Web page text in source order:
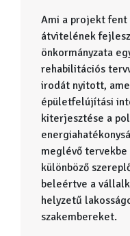
Ami a projekt
átvitelének
önkormányzata
rehabilitációs
irodát nyitott,
épületfelújítási
kiterjesztése a
meglévő
különböző
beleértve a
helyzetű
szakembereket.